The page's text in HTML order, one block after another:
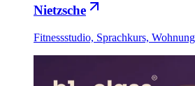
Nietzsche
Fitnessstudio, Sprachkurs,